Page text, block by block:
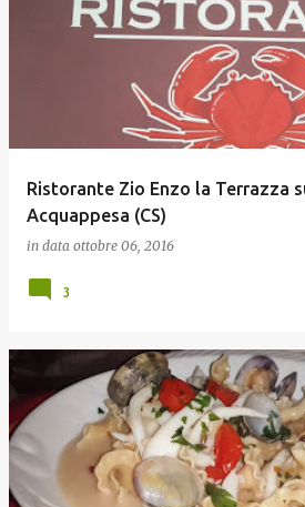
Ristorante Zio Enzo la Terrazza
Acquappesa (CS)
in data ottobre 06, 2016
3